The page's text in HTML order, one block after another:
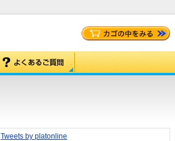
Tweets by platonline